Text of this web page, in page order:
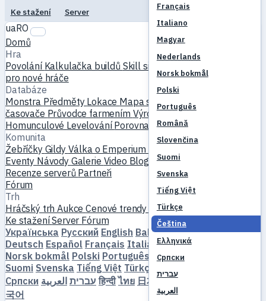
Français
Italiano
Magyar
Nederlands
Norsk bokmål
Polski
Português
Română
Slovenčina
Suomi
Svenska
Tiếng Việt
Türkçe
Čeština
Ελληνικά
Српски
עברית
العربية
Ke stažení
Server
uaRO
Domů
Hra
Povolání Kalkulačka buildů Skill simulátor
pro nové hráče
Databáze
Monstra Předměty Lokace Mapa světaDatabáze skillů
časovače Průvodce farmením Výroba a kování
Homunculové Levelování Porovnat Mechaniky
Komunita
Žebříčky Gildy Válka o Emperium
Eventy Návody Galerie Video Blogy Kluby
Recenze serverů Partneři
Fórum
Trh
Hráčský trhAukceCenové trendy
Ekonomika
Ke staženíServer Fórum
Українська Русский English Bahasa Indonesia Dansk
Deutsch Español Français Italiano Magyar
Norsk bokmål Polski Português Română
Suomi Svenska Tiếng Việt Türkçe
Српски
עברית العربية हिन्दी ไทย 日本語 简体中文
국어